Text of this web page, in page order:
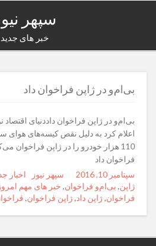
سپهر
خبر های جدید
بی‌ام‌و در ژاپن فراخوان داد
بی‌ام‌و در ژاپن فراخوان داددنیای
اعلام کرد به دلیل نقص کیسه‌های هوای
110 هزار خودرو را در ژاپن فراخوان
فراخوان داد
Posted
on
سپتامبر 10, 2016 Author
Categories
سپهر نیوز Tags
اخبار
ژاپن, بی‌ام‌و فراخوان, خبر های مهم امروز
فراخوان,ژاپن داد,ژاپن فراخوان,